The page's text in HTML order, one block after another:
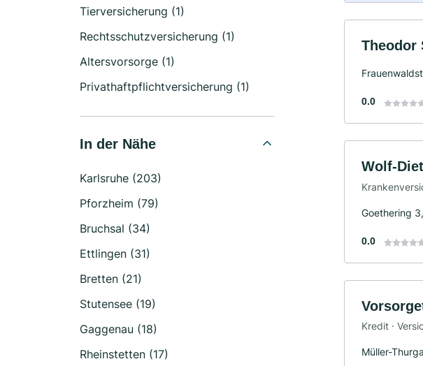
Tierversicherung (1)
Rechtsschutzversicherung (1)
Altersvorsorge (1)
Privathaftpflichtversicherung (1)
In der Nähe
Karlsruhe (203)
Pforzheim (79)
Bruchsal (34)
Ettlingen (31)
Bretten (21)
Stutensee (19)
Gaggenau (18)
Rheinstetten (17)
Theodor
0.0
Wolf-
Goethering
0.0
Kredit ·
Müller-